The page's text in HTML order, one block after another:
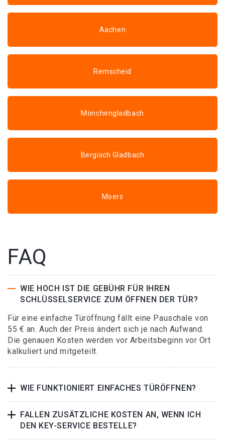
Aachen
Remscheid
Mönchengladbach
Bergisch Gladbach
Moers
FAQ
WIE HOCH IST DIE GEBÜHR FÜR IHREN
SCHLÜSSELSERVICE ZUM ÖFFNEN DER TÜR?
Für eine einfache Türöffnung fällt eine Pauschale von
55 € an. Auch der Preis ändert sich je nach Aufwand.
Die genauen Kosten werden vor Arbeitsbeginn vor Ort
kalkuliert und mitgeteilt.
WIE FUNKTIONIERT EINFACHES TÜRÖFFNEN?
FALLEN ZUSÄTZLICHE KOSTEN AN, WENN ICH
DEN KEY-SERVICE BESTELLE?